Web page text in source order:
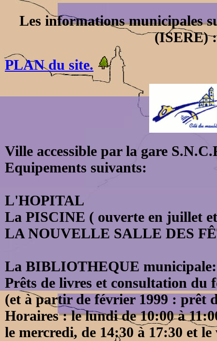
Les informations municipales
(ISERE) :
PLAN du site.
Ville accessible par la gare
Equipements suivants:
L'HOPITAL
La PISCINE ( ouverte en juillet
LA NOUVELLE SALLE DES
La BIBLIOTHEQUE municipale:
Prêts de livres et consultation du
(et à partir de février 1999 : prêt
Horaires : le lundi de 10:00 à
le mercredi, de 14:30 à 17:30 et